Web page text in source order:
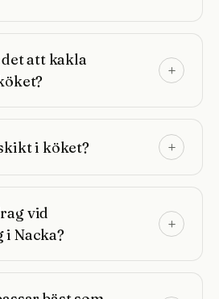
att kakla
i köket?
vid
Nacka?